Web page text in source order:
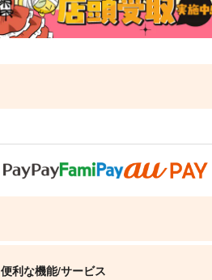
便利な機能/サービス